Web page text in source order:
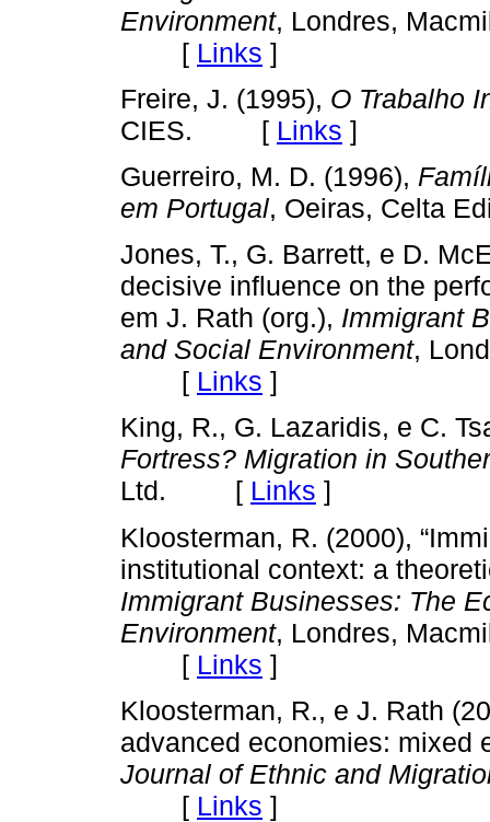
Environment, Londres,
[ Links ]
Freire, J. (1995), O Trabalho
CIES. [ Links ]
Guerreiro, M. D. (1996),
em Portugal, Oeiras,
Jones, T., G. Barrett, e D.
decisive influence on the
em J. Rath (org.), Immigrant
and Social Environment,
[ Links ]
King, R., G. Lazaridis, e C.
Fortress? Migration in
Ltd. [ Links ]
Kloosterman, R. (2000),
institutional context: a
Immigrant Businesses: The
Environment, Londres,
[ Links ]
Kloosterman, R., e J. Rath
advanced economies: mixed
Journal of Ethnic and
[ Links ]